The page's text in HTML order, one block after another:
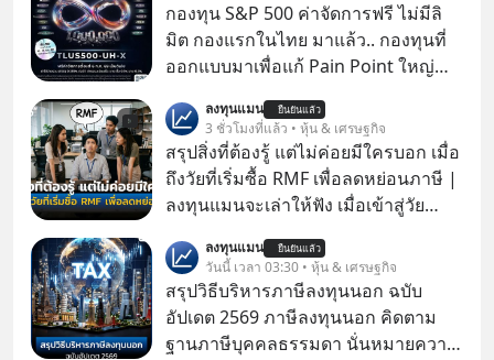
กองทุน S&P 500 ค่าจัดการฟรี ไม่มีลิ
มิต กองแรกในไทย มาแล้ว.. กองทุนที่
ออกแบบมาเพื่อแก้ Pain Point ใหญ่
ลงทุนแมน ยืนยันแล้ว
3 ชั่วโมงที่แล้ว • หุ้น & เศรษฐกิจ
สรุปสิ่งที่ต้องรู้ แต่ไม่ค่อยมีใครบอก เมื่อ
ถึงวัยที่เริ่มซื้อ RMF เพื่อลดหย่อนภาษี |
ลงทุนแมนจะเล่าให้ฟัง เมื่อเข้าสู่วัย
ภาษี หลายคนมักได้รับคำแนะนำให้
ลงทุนใน RMF เพราะนอกจากจะช่วยลด
หย่อนภาษีได้แล้ว ยังเป็นโอกาสในการ
สร้างความมั่งคั่งระยะยาว แต่น้อยคน
ลงทุนแมน ยืนยันแล้ว
วันนี้ เวลา 03:30 • หุ้น & เศรษฐกิจ
สรุปวิธีบริหารภาษีลงทุนนอก ฉบับ
อัปเดต 2569 ภาษีลงทุนนอก คิดตาม
ฐานภาษีบุคคลธรรมดา นั่นหมายความ